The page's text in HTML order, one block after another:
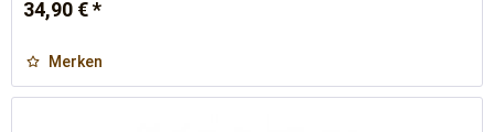
34,90 € *
Merken